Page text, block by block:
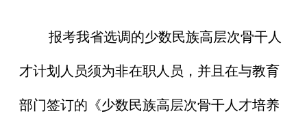
报考我省选调的少数民族高层次骨干人
才计划人员须为非在职人员，并且在与教育
部门签订的《少数民族高层次骨干人才培养